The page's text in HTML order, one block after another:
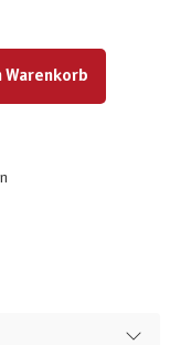
Schaltflächen um die Anzahl zu
Warenkorb